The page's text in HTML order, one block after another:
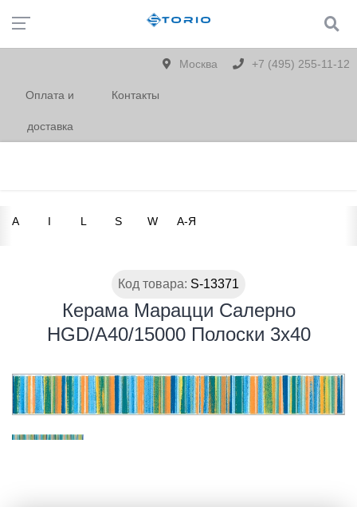
Москва +7 (495) 255-11-12
Оплата и
доставка
Контакты
A I L S W А-Я
Код товара: S-13371
Керама Марацци Салерно
HGD/A40/15000 Полоски 3х40